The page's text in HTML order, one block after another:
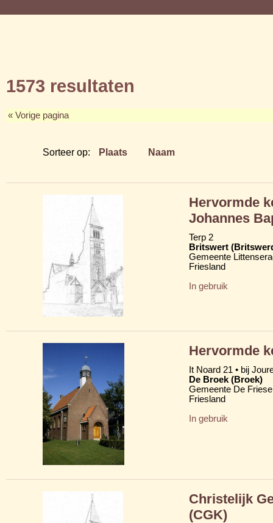
1573 resultaten
« Vorige pagina
Sorteer op: Plaats Naam
Hervormde
Johannes
Terp 2
Britswert
Gemeente
Friesland
In gebruik
Hervormde
It Noard 21 • bij
De Broek (Broek)
Gemeente De
Friesland
In gebruik
Christelijk
(CGK)